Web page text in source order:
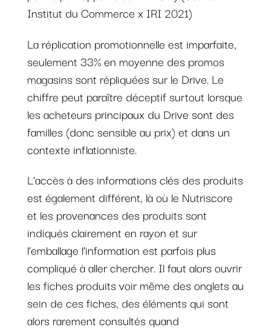
Institut du Commerce x IRI 2021)
La réplication promotionnelle est imparfaite,
seulement 33% en moyenne des promos
magasins sont répliquées sur le Drive. Le
chiffre peut paraître déceptif surtout lorsque
les acheteurs principaux du Drive sont des
familles (donc sensible au prix) et dans un
contexte inflationniste.
L’accès à des informations clés des produits
est également différent, là où le Nutriscore
et les provenances des produits sont
indiqués clairement en rayon et sur
l’emballage l’information est parfois plus
compliqué à aller chercher. Il faut alors ouvrir
les fiches produits voir même des onglets au
sein de ces fiches, des éléments qui sont
alors rarement consultés quand